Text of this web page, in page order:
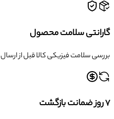
گارانتی سلامت محصول
بررسی سلامت فیزیکی کالا قبل از ارسال
۷ روز ضمانت بازگشت